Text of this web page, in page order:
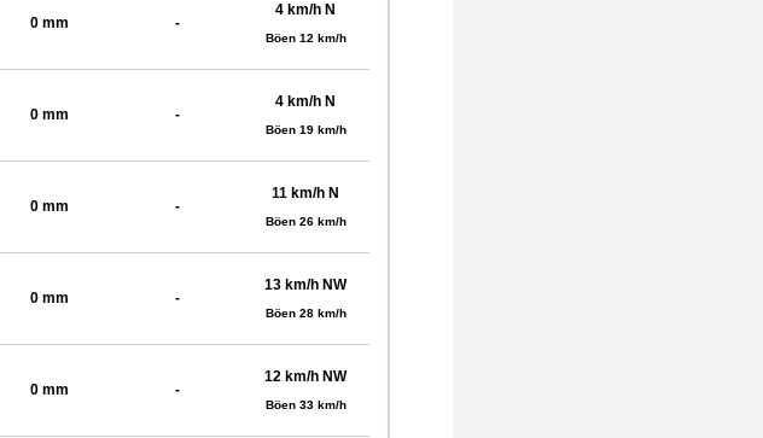
0 mm -
4 km/h N
Böen 12 km/h
0 mm -
4 km/h N
Böen 19 km/h
0 mm -
11 km/h N
Böen 26 km/h
0 mm -
13 km/h NW
Böen 28 km/h
0 mm -
12 km/h NW
Böen 33 km/h